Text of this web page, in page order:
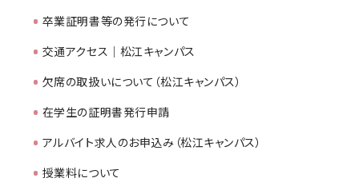
卒業証明書等の発行について
交通アクセス｜松江キャンパス
欠席の取扱いについて（松江キャンパス）
在学生の証明書発行申請
アルバイト求人のお申込み（松江キャンパス）
授業料について